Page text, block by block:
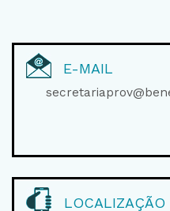
E-MAIL
LOCALIZAÇÃO